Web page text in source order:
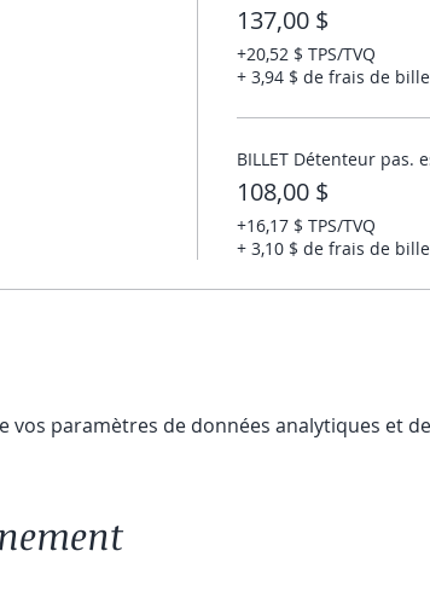
137,00 $
+20,52 $ TPS/TVQ
+ 3,94 $ de frais de
BILLET Détenteur pas.
108,00 $
+16,17 $ TPS/TVQ
+ 3,10 $ de frais de
vos paramètres de données analytiques et